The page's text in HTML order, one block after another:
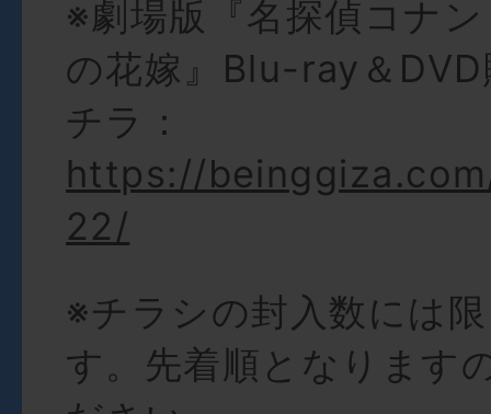
※劇場版『名探偵コナ
の花嫁』Blu-ray＆
チラ：
https://
22/
※チラシの封入数には
す。先着順となります